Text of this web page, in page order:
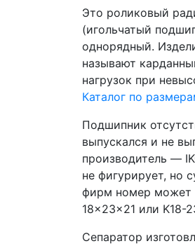
Это роликовый
(игольчатый
однорядный.
называют
нагрузок при
Каталог по
Подшипник
выпускался и не
производитель —
не фигурирует, но
фирм номер может
18x23x21 или K18-
Сепаратор